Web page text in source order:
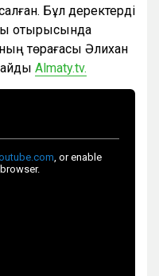
Бұл деректерді
отырысында
төрағасы Әлихан
Almaty.tv.